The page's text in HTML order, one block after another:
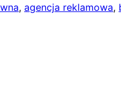
, agencja reklamowa,